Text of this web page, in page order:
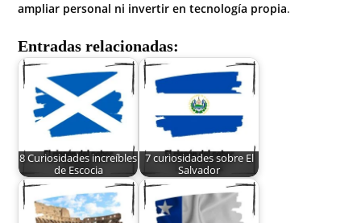
ampliar personal ni invertir en tecnología propia.
Entradas relacionadas:
8 Curiosidades increíbles
de Escocia
7 curiosidades sobre El
Salvador